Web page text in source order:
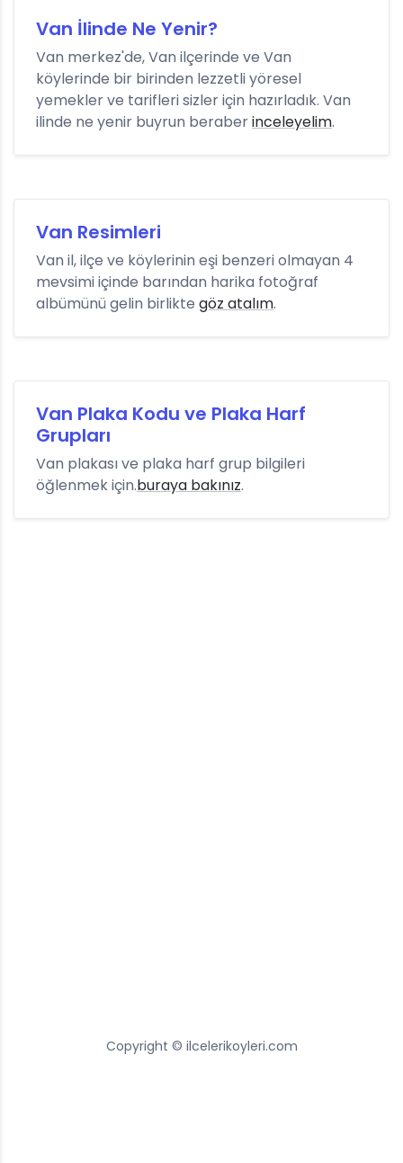
Van İlinde Ne Yenir?
Van merkez'de, Van ilçerinde ve Van
köylerinde bir birinden lezzetli yöresel
yemekler ve tarifleri sizler için hazırladık. Van
ilinde ne yenir buyrun beraberinceleyelim.
Van Resimleri
Van il, ilçe ve köylerinin eşi benzeri olmayan 4
mevsimi içinde barından harika fotoğraf
albümünü gelin birlikte göz atalım.
Van Plaka Kodu ve Plaka Harf
Grupları
Van plakası ve plaka harf grup bilgileri
öğlenmek için.buraya bakınız.
Copyright © ilcelerikoyleri.com